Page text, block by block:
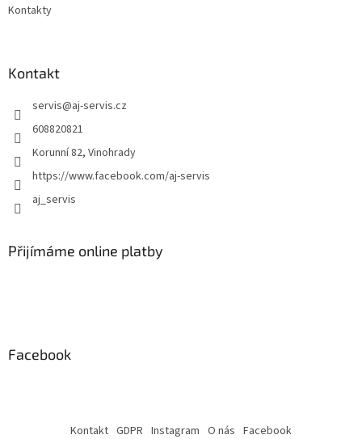
Kontakty
Kontakt
servis@aj-servis.cz
608820821
Korunní 82, Vinohrady
https://www.facebook.com/aj-servis
aj_servis
Přijímáme online platby
Facebook
Kontakt GDPR Instagram O nás Facebook